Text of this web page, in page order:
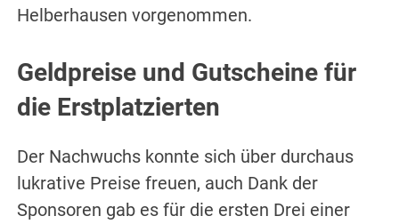
Helberhausen vorgenommen.
Geldpreise und Gutscheine für
die Erstplatzierten
Der Nachwuchs konnte sich über durchaus
lukrative Preise freuen, auch Dank der
Sponsoren gab es für die ersten Drei einer